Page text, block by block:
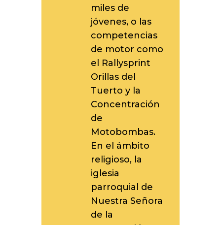
miles de
jóvenes, o las
competencias
de motor como
el Rallysprint
Orillas del
Tuerto y la
Concentración
de
Motobombas.
En el ámbito
religioso, la
iglesia
parroquial de
Nuestra Señora
de la